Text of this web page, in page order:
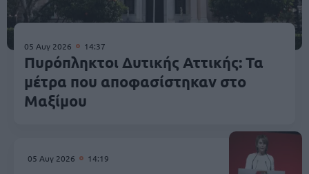
05 Αυγ 2026 14:37
Πυρόπληκτοι Δυτικής Αττικής: Τα
μέτρα που αποφασίστηκαν στο
Μαξίμου
05 Αυγ 2026 14:19